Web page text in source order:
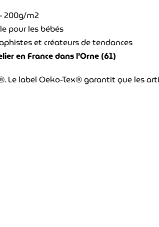
200g/m2
pour les bébés
et créateurs de tendances
en France dans l’Orne (61)
Le label Oeko-Tex® garantit que les